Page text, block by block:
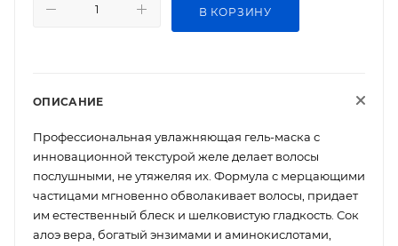
В КОРЗИНУ
ОПИСАНИЕ
Профессиональная увлажняющая гель-маска с
инновационной текстурой желе делает волосы
послушными, не утяжеляя их. Формула с мерцающими
частицами мгновенно обволакивает волосы, придает
им естественный блеск и шелковистую гладкость. Сок
алоэ вера, богатый энзимами и аминокислотами,